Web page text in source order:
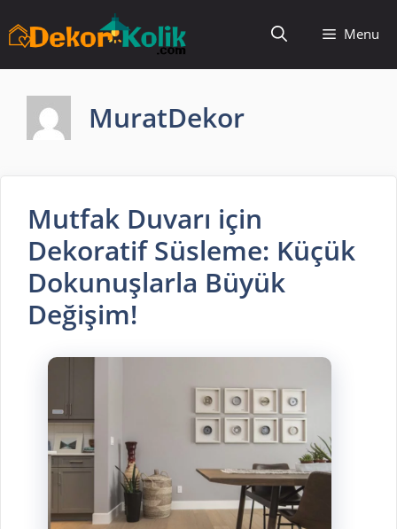
atla
Menu
MuratDekor
Mutfak Duvarı için
Dekoratif Süsleme: Küçük
Dokunuşlarla Büyük
Değişim!